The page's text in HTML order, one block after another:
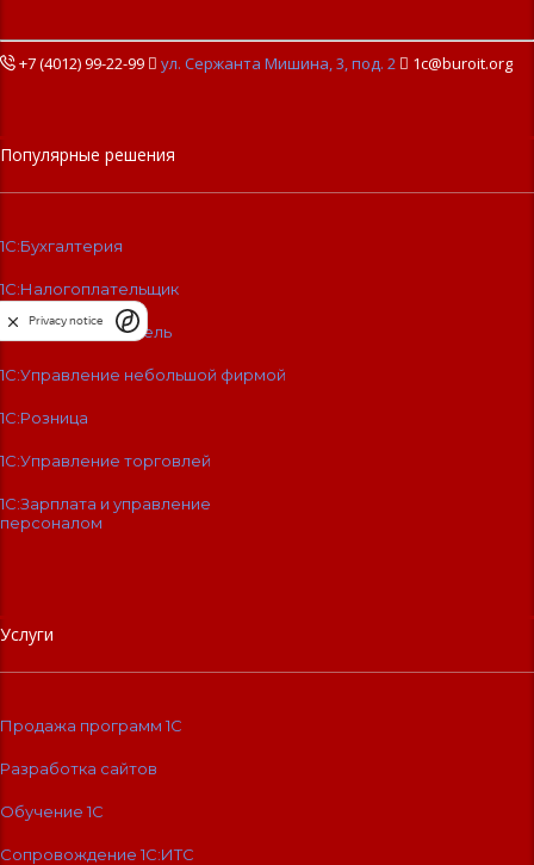
+7 (4012) 99-22-99  ул. Сержанта Мишина, 3, под. 2  1c@buroit.org
Популярные решения
1С:Бухгалтерия
1С:Налогоплательщик
1С:Предприниматель
1С:Управление небольшой фирмой
1С:Розница
1С:Управление торговлей
1С:Зарплата и управление
персоналом
Услуги
Продажа программ 1С
Разработка сайтов
Обучение 1С
Сопровождение 1C:ИТС
Privacy notice